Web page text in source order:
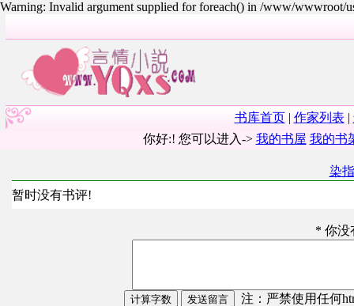
Warning: Invalid argument supplied for foreach() in /www/wwwroot/
书库首页| 作家列表 |
你好:! 您可以进入-> 我的书屋 我的书
染
暂时没有书评!
* 你没
注：严禁使用任何